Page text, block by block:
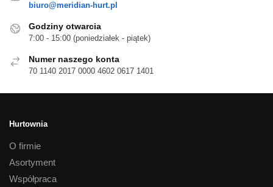
biuro@meridian-hurt.pl
Godziny otwarcia
7:00 - 15:00 (poniedziałek - piątek)
Numer naszego konta
70 1140 2017 0000 4602 0617 1401
Hurtownia
O firmie
Asortyment
Współpraca